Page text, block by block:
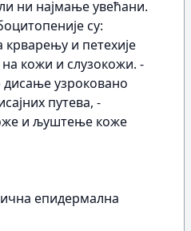
ни најмање увећани.
су:
крварењу и петехије
кожи и слузокожи. -
узроковано
путева, -
и љуштење коже
епидермална